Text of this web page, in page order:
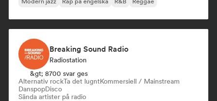
Breaking Sound Radio
Radiostation
&gt; 8700 svar ges
Alternativ rockTa det lugntKommersiell / Mainstream
DanspopDisco
Sända artister på radio